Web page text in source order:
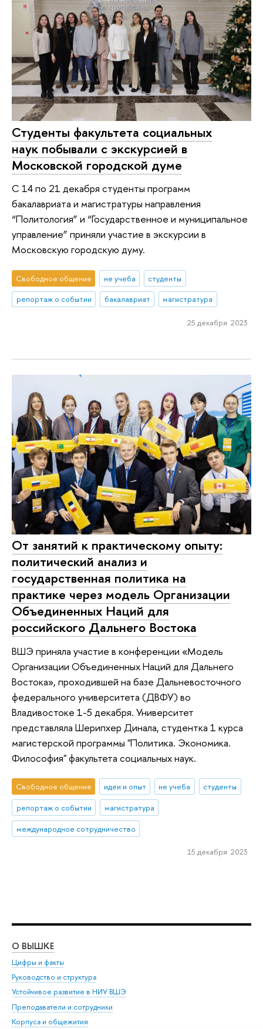
Студенты факультета социальных
наук побывали с экскурсией в
Московской городской думе
С 14 по 21 декабря студенты программ
бакалавриата и магистратуры направления
“Политология” и “Государственное и муниципальное
управление” приняли участие в экскурсии в
Московскую городскую думу.
Свободное общение не учеба
студенты
репортаж о событии
бакалавриат магистратура
25 декабря 2023
От занятий к практическому опыту:
политический анализ и
государственная политика на
практике через модель Организации
Объединенных Наций для
российского Дальнего Востока
ВШЭ приняла участие в конференции «Модель
Организации Объединенных Наций для Дальнего
Востока», проходившей на базе Дальневосточного
федерального университета (ДВФУ) во
Владивостоке 1-5 декабря. Университет
представляла Шерипхер Динала, студентка 1 курса
магистерской программы "Политика. Экономика.
Философия" факультета социальных наук.
Свободное общение идеи и опыт не учеба
студенты
репортаж о событии
магистратура
международное сотрудничество
15 декабря 2023
О ВЫШКЕ
Цифры и факты
Руководство и структура
Устойчивое развитие в НИУ ВШЭ
Преподаватели и сотрудники
Корпуса и общежития